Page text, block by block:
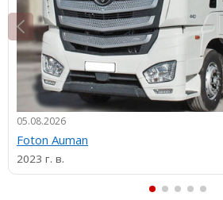
05.08.2026
Foton Auman
2023 г. в.